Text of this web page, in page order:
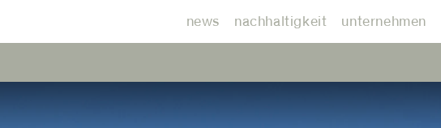
news nachhaltigkeit unternehmen